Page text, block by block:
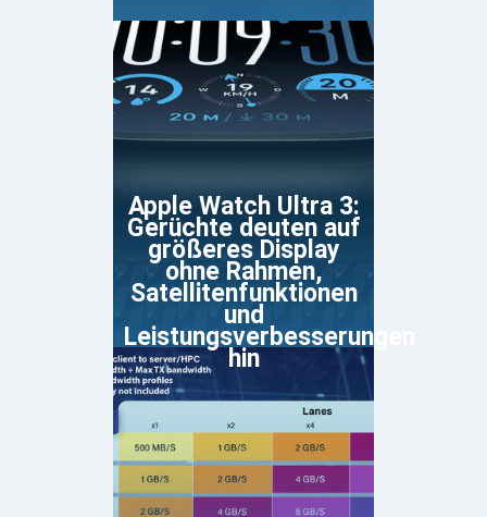
Apple Watch Ultra 3:
Gerüchte deuten auf
größeres Display
ohne Rahmen,
Satellitenfunktionen
und
Leistungsverbesserungen
hin